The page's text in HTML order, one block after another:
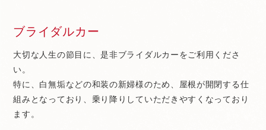
ブライダルカー
大切な人生の節目に、是非ブライダルカーをご利用くださ
い。
特に、白無垢などの和装の新婦様のため、屋根が開閉する仕
組みとなっており、乗り降りしていただきやすくなっており
ます。